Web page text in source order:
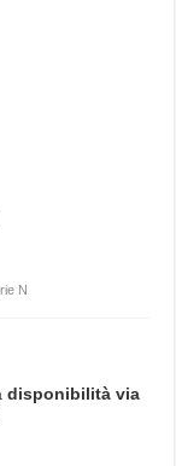
N
disponibilità via